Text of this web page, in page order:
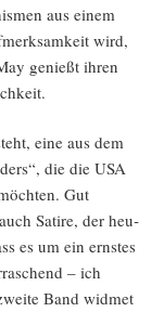
aus einem
wird,
genießt ihren
eine aus dem
die die USA
Gut
Sati­re, der heu­
es um ein erns­tes
– ich
Band wid­met